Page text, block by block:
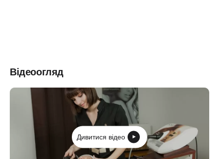
Відеоогляд
Дивитися відео